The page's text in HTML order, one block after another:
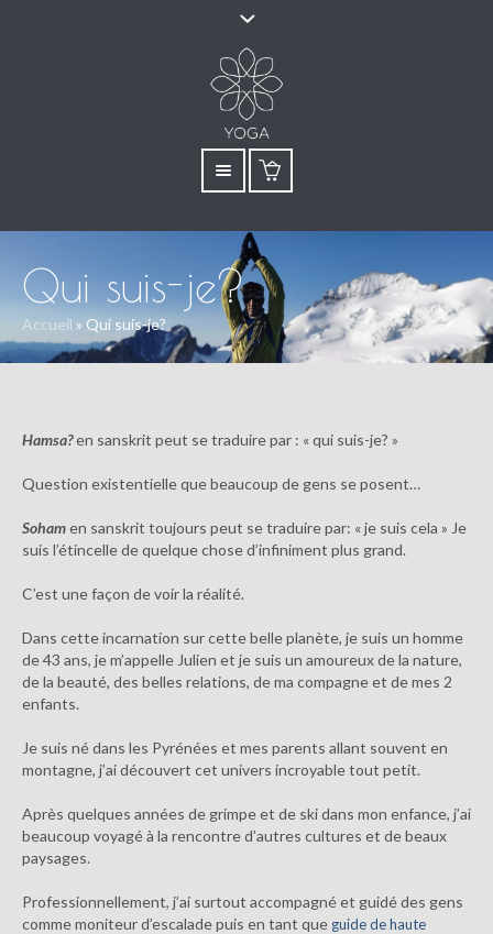
Qui suis-je?
Accueil » Qui suis-je?
Hamsa?en sanskrit peut se traduire par : « qui suis-je? »
Question existentielle que beaucoup de gens se posent…
Sohamen sanskrit toujours peut se traduire par: « je suis cela » Je
suis l’étincelle de quelque chose d’infiniment plus grand.
C’est une façon de voir la réalité.
Dans cette incarnation sur cette belle planète, je suis un homme
de 43 ans, je m’appelle Julien et je suis un amoureux de la nature,
de la beauté, des belles relations, de ma compagne et de mes 2
enfants.
Je suis né dans les Pyrénées et mes parents allant souvent en
montagne, j’ai découvert cet univers incroyable tout petit.
Après quelques années de grimpe et de ski dans mon enfance, j’ai
beaucoup voyagé à la rencontre d’autres cultures et de beaux
paysages.
Professionnellement, j’ai surtout accompagné et guidé des gens
comme moniteur d’escalade puis en tant que guide de haute